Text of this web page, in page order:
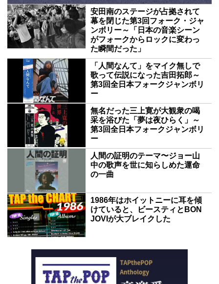
安田南のステージが占拠されて
幕を閉じた第3回フォーク・ジャ
ンボリー～「日本の音楽シーン
がフォークからロックに変わっ
た瞬間だった」
「人間なんて」をマイク無しで
歌って伝説になった吉田拓郎～
第3回全日本フォークジャンボリ
ー
無名だった三上寛が大観衆の喝
采を浴びた「夢は夜ひらく」～
第3回全日本フォークジャンボリ
ー
人間の証明のテーマ〜ジョー山
中の歌声を世に知らしめた運命
の一曲
1986年はホイットニーに耳を傾
けていると、ビースティとBON
JOVIが大ブレイクした